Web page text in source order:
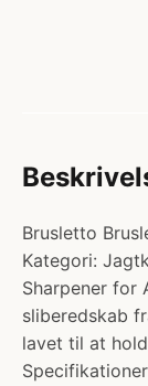
Brusletto
Kategori:
Sharpener for
sliberedskab
lavet til at